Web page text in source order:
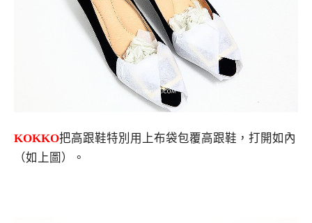
KOKKO把高跟鞋特別用上布袋包覆高跟鞋，打開如內
（如上圖）。